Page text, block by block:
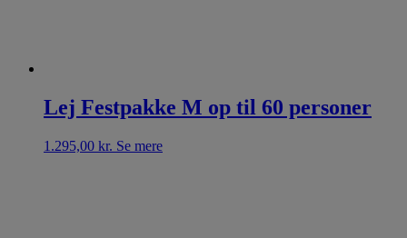
Lej Festpakke M op til 60 personer
1.295,00 kr. Se mere